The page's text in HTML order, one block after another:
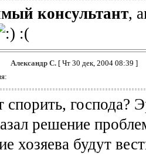
консультант,
:(
Александр С.[ Чт 30 дек, 2004 08:39 ]
спорить, господа?
решение
хозяева будут